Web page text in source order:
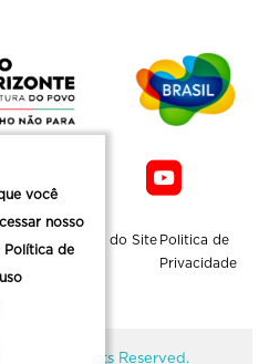
Mapa do Site Politica de
Privacidade
All Rights Reserved.
você
nosso
Política de